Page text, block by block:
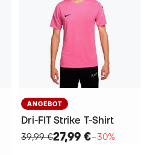
ANGEBOT
Dri-FIT Strike T-Shirt
39,99 €27,99 €−30%